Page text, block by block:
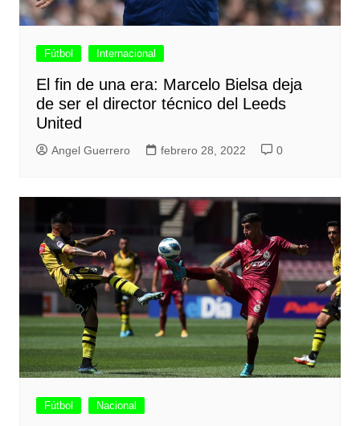
Fútbol Internacional
El fin de una era: Marcelo Bielsa deja
de ser el director técnico del Leeds
United
Angel Guerrero febrero 28, 2022 0
Fútbol Nacional